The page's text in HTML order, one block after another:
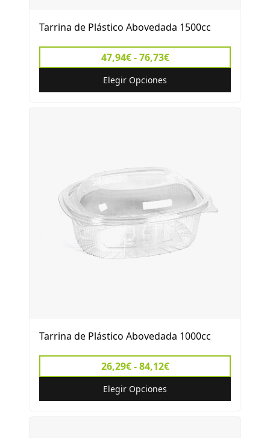
Tarrina de Plástico Abovedada 1500cc
47,94€ - 76,73€
Elegir Opciones
Tarrina de Plástico Abovedada 1000cc
26,29€ - 84,12€
Elegir Opciones